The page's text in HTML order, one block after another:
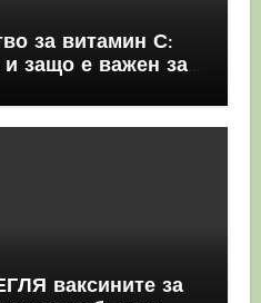
за витамин С:
и защо е важен за
ваксините за